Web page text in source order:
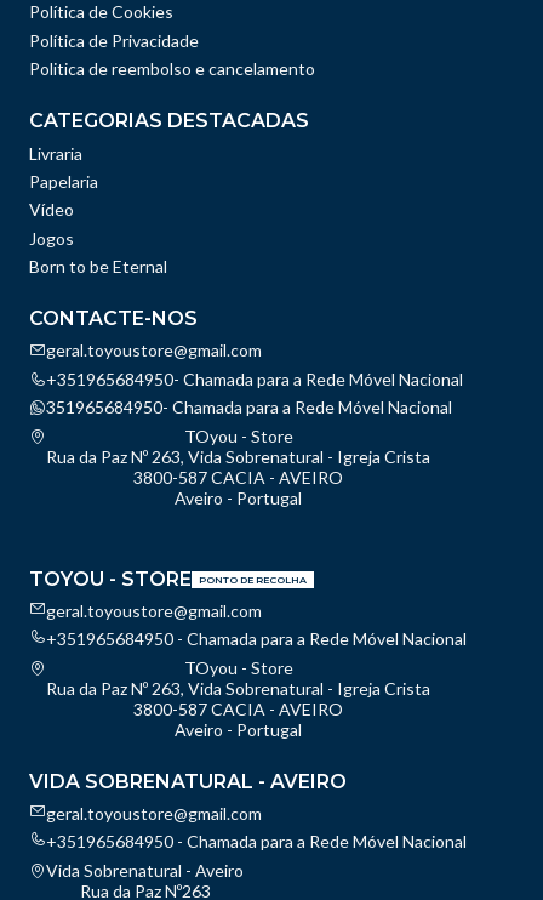
Política de Cookies
Política de Privacidade
Politica de reembolso e cancelamento
CATEGORIAS DESTACADAS
Livraria
Papelaria
Vídeo
Jogos
Born to be Eternal
CONTACTE-NOS
geral.toyoustore@gmail.com
+351965684950- Chamada para a Rede Móvel Nacional
351965684950- Chamada para a Rede Móvel Nacional
TOyou - Store
Rua da Paz Nº 263, Vida Sobrenatural - Igreja Crista
3800-587 CACIA - AVEIRO
Aveiro - Portugal
TOYOU - STORE PONTO DE RECOLHA
geral.toyoustore@gmail.com
+351965684950 - Chamada para a Rede Móvel Nacional
TOyou - Store
Rua da Paz Nº 263, Vida Sobrenatural - Igreja Crista
3800-587 CACIA - AVEIRO
Aveiro - Portugal
VIDA SOBRENATURAL - AVEIRO
geral.toyoustore@gmail.com
+351965684950 - Chamada para a Rede Móvel Nacional
Vida Sobrenatural - Aveiro
Rua da Paz Nº263